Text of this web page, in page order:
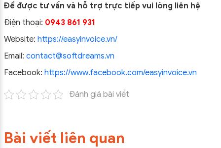
Để được tư vấn và hỗ trợ trực tiếp vui lòng liên hệ
Điện thoại: 0943 861 931
Website: https://easyinvoice.vn/
Email: contact@softdreams.vn
Facebook: https://www.facebook.com/easyinvoice.vn
Đánh giá bài viết
Bài viết liên quan